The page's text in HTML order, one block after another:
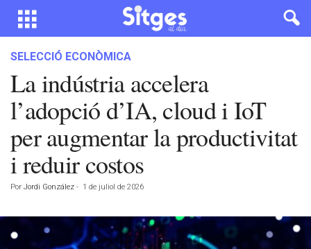
SELECCIÓ ECONÒMICA
La indústria accelera
l’adopció d’IA, cloud i IoT
per augmentar la productivitat
i reduir costos
Por Jordi González - 1 de juliol de 2026